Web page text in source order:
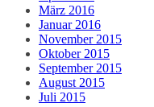
März 2016
Januar 2016
November 2015
Oktober 2015
September 2015
August 2015
Juli 2015